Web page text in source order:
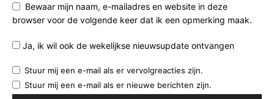
Bewaar mijn naam, e-mailadres en website in deze
browser voor de volgende keer dat ik een opmerking maak.
Ja, ik wil ook de wekelijkse nieuwsupdate ontvangen
Stuur mij een e-mail als er vervolgreacties zijn.
Stuur mij een e-mail als er nieuwe berichten zijn.